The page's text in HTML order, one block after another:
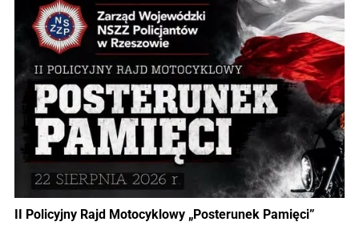
II Policyjny Rajd Motocyklowy „Posterunek Pamięci”